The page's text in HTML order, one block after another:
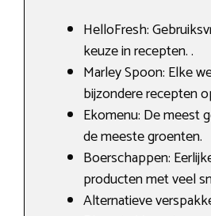
HelloFresh:
keuze in recepten. .
Marley Spoon: Elke
bijzondere recepten
Ekomenu: De meest
de meeste groenten.
Boerschappen:
producten met veel
Alternatieve